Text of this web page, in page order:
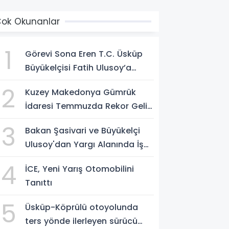
Okunanlar
1
Görevi Sona Eren T.C. Üsküp
Büyükelçisi Fatih Ulusoy’a
Düzenlendi
2
Kuzey Makedonya Gümrük
İdaresi Temmuzda Rekor Gelir
3
Bakan Şasivari ve Büyükelçi
Ulusoy'dan Yargı Alanında İş
4
İCE, Yeni Yarış Otomobilini
Tanıttı
5
Üsküp-Köprülü otoyolunda
ters yönde ilerleyen sürücü